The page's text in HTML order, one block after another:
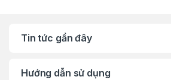
Tin tức gần đây
Hướng dẫn sử dụng